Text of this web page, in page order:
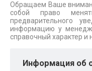
Обращаем Ваше
собой право
предварительного
информацию у
справочный характер и
Информация об